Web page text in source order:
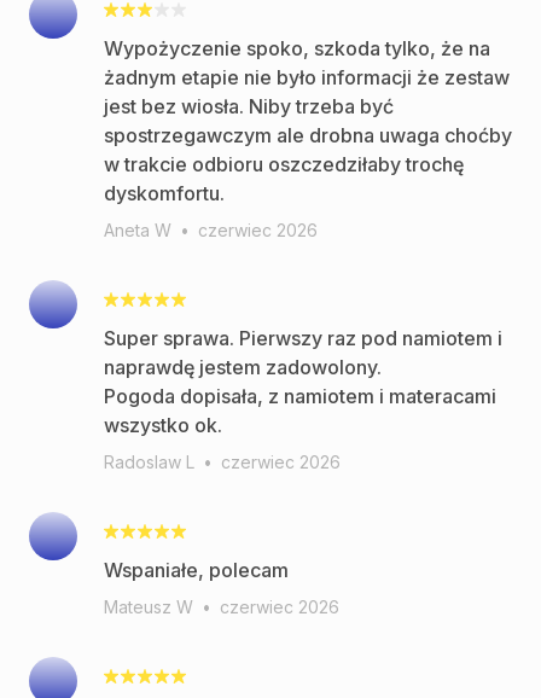
Wypożyczenie spoko, szkoda tylko, że na
żadnym etapie nie było informacji że zestaw
jest bez wiosła. Niby trzeba być
spostrzegawczym ale drobna uwaga choćby
w trakcie odbioru oszczedziłaby trochę
dyskomfortu.
Aneta W • czerwiec 2026
Super sprawa. Pierwszy raz pod namiotem i
naprawdę jestem zadowolony.
Pogoda dopisała, z namiotem i materacami
wszystko ok.
Radoslaw L • czerwiec 2026
Wspaniałe, polecam
Mateusz W • czerwiec 2026